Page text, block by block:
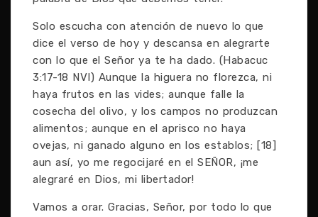
Solo escucha con atención de nuevo lo que
dice el verso de hoy y descansa en alegrarte
con lo que el Señor ya te ha dado. (Habacuc
3:17-18 NVI) Aunque la higuera no florezca, ni
haya frutos en las vides; aunque falle la
cosecha del olivo, y los campos no produzcan
alimentos; aunque en el aprisco no haya
ovejas, ni ganado alguno en los establos; [18]
aun así, yo me regocijaré en el SEÑOR, ¡me
alegraré en Dios, mi libertador!
Vamos a orar. Gracias, Señor, por todo lo que